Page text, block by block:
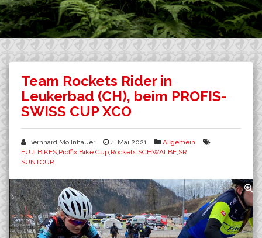
Team Rockets Rider in
Leukerbad (CH), beim PROFIS-
SWISS CUP XCO
Bernhard Mollnhauer 4. Mai 2021
Allgemein
FUJi BIKES,Proffix Bike Cup,Rockets,SCHWALBE,SR
SUNTOUR